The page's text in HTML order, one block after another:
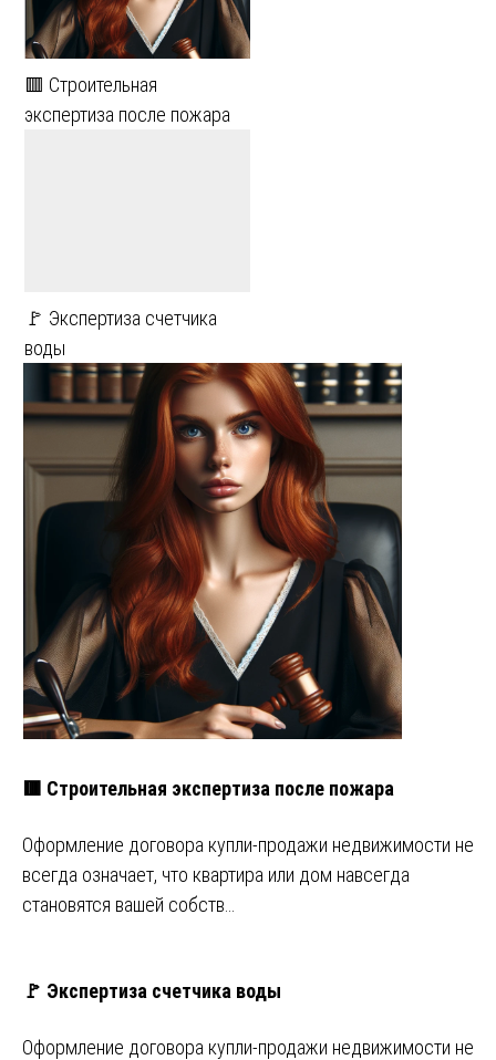
🟥 Строительная
экспертиза после пожара
🚩 Экспертиза счетчика
воды
🟥 Строительная экспертиза после пожара
Оформление договора купли-продажи недвижимости не
всегда означает, что квартира или дом навсегда
становятся вашей собств…
🚩 Экспертиза счетчика воды
Оформление договора купли-продажи недвижимости не